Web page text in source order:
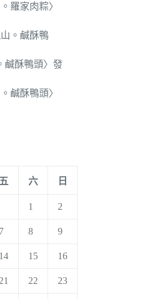
羅家肉粽〉
。鹹酥鴨
鹹酥鴨頭〉發
鹹酥鴨頭〉
五 六 日
1 2
7 8 9
14 15 16
21 22 23